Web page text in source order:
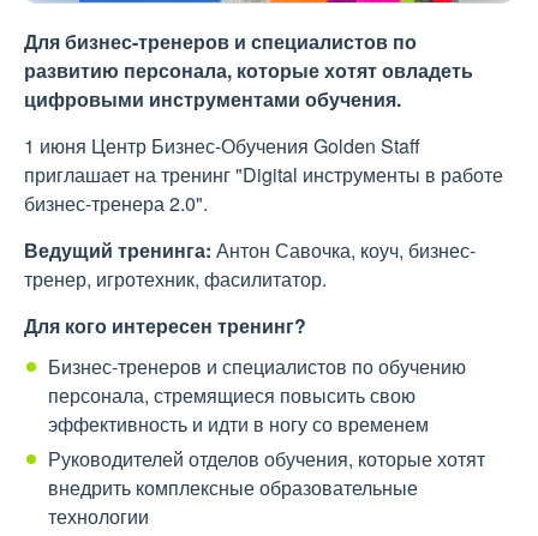
Для бизнес-тренеров и специалистов по
развитию персонала, которые хотят овладеть
цифровыми инструментами обучения.
1 июня Центр Бизнес-Обучения Golden Staff
приглашает на тренинг "Digital инструменты в работе
бизнес-тренера 2.0".
Ведущий тренинга: Антон Савочка, коуч, бизнес-
тренер, игротехник, фасилитатор.
Для кого интересен тренинг?
Бизнес-тренеров и специалистов по обучению
персонала, стремящиеся повысить свою
эффективность и идти в ногу со временем
Руководителей отделов обучения, которые хотят
внедрить комплексные образовательные
технологии